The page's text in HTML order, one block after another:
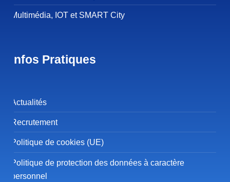
Multimédia, IOT et SMART City
Infos Pratiques
Actualités
Recrutement
Politique de cookies (UE)
Politique de protection des données à caractère
personnel